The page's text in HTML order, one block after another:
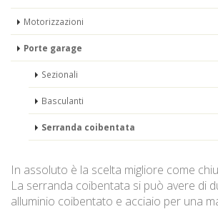
Motorizzazioni
Porte garage
Sezionali
Basculanti
Serranda coibentata
In assoluto è la scelta migliore come
La serranda coibentata si può avere di
alluminio coibentato e acciaio per una